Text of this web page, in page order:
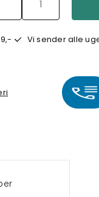
Vi sender alle